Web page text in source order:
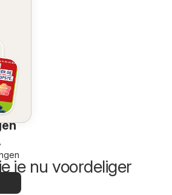
je nu voordeliger